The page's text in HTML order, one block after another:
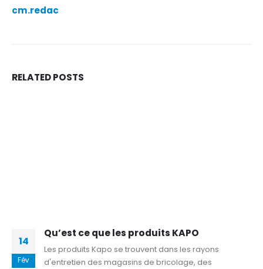
cm.redac
RELATEDPOSTS
14
Fév
Qu’est ce que les produits KAPO
Les produits Kapo se trouvent dans les rayons
d'entretien des magasins de bricolage, des